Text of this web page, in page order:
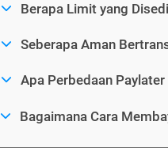
Berapa Limit yang
Seberapa Aman
Apa Perbedaan
Bagaimana Cara